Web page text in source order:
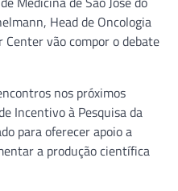
Head de Oncologia
Center vão compor o debate
nos próximos
Incentivo à Pesquisa da
para oferecer apoio a
a produção científica